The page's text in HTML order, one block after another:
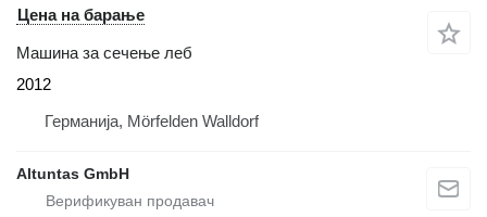
Цена на барање
Машина за сечење леб
2012
Германија, Mörfelden Walldorf
Altuntas GmbH